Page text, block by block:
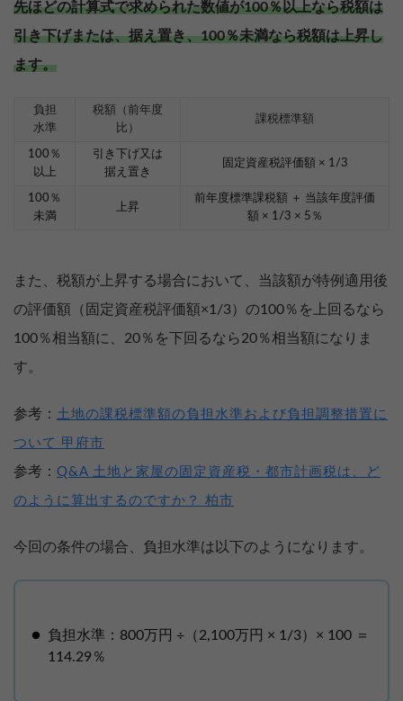
先ほどの計算式で求められた数値が100％以上なら税額は
引き下げまたは、据え置き、100％未満なら税額は上昇し
ます。
負担
水準
税額（前年度
比）
課税標準額
100％
以上
引き下げ又は
据え置き
固定資産税評価額 × 1/3
100％
未満
上昇
前年度標準課税額 ＋ 当該年度評価
額 × 1/3 × 5％
また、税額が上昇する場合において、当該額が特例適用後
の評価額（固定資産税評価額×1/3）の100％を上回るなら
100％相当額に、20％を下回るなら20％相当額になりま
す。
参考： 土地の課税標準額の負担水準および負担調整措置に
ついて 甲府市
参考： Q&A 土地と家屋の固定資産税・都市計画税は、ど
のように算出するのですか？ 柏市
今回の条件の場合、負担水準は以下のようになります。
負担水準：800万円 ÷（2,100万円 × 1/3）× 100 ＝
114.29％